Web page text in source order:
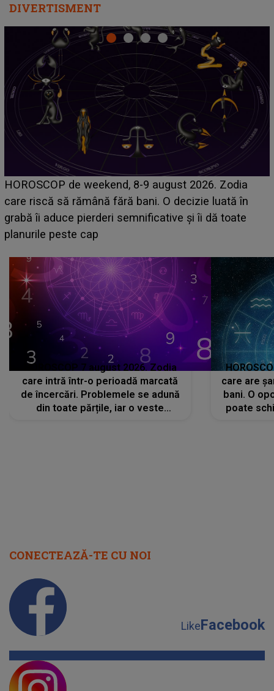
DIVERTISMENT
Emanuel a ținut ACEST DETALIU ASCUNS până
acum! În fața Alexandrei, concurentul din Casa Iubirii
face o MĂRTURISIRE NEAȘTEPTATĂ despre mama
sa: "I-am spus și ei în față, eu nu te iubesc pentru
HOROSCOP 7 august 2026. Zodia
care intră într-o perioadă marcată
de încercări. Problemele se adună
din toate părțile, iar o veste
care are
bani. O
poate
CONECTEAZĂ-TE CU NOI
LikeFacebook